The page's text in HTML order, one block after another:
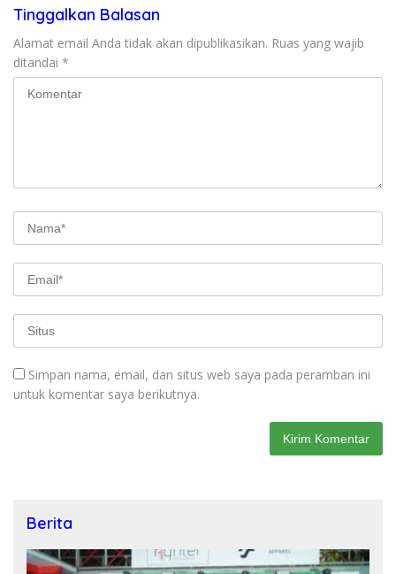
Tinggalkan Balasan
Alamat email Anda tidak akan dipublikasikan. Ruas yang wajib
ditandai *
Simpan nama, email, dan situs web saya pada peramban ini
untuk komentar saya berikutnya.
Berita